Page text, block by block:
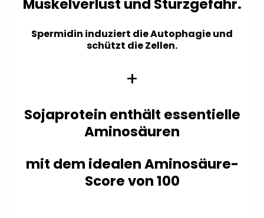
Muskelverlust und Sturzgefahr.
Spermidin induziert die Autophagie und
schützt die Zellen.
+
Sojaprotein enthält essentielle
Aminosäuren
mit dem idealen Aminosäure-
Score von 100